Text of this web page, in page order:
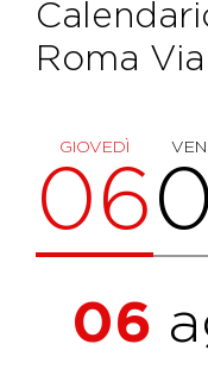
Roma
GIOVEDÌ
06
06